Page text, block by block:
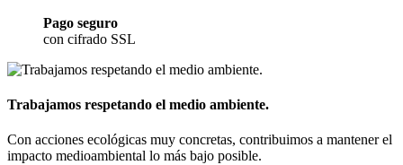
Pago seguro
con cifrado SSL
Trabajamos respetando el medio ambiente.
Con acciones ecológicas muy concretas, contribuimos a mantener el
impacto medioambiental lo más bajo posible.